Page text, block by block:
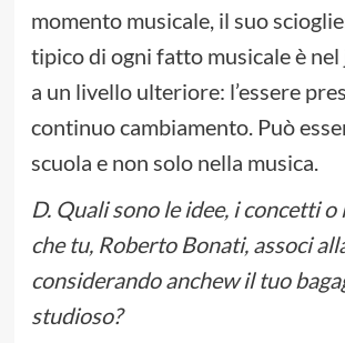
momento musicale, il suo
tipico di ogni fatto musicale è
a un livello ulteriore: l’essere
continuo cambiamento. Può
scuola e non solo nella musica.
D. Quali sono le idee, i concetti
che tu, Roberto Bonati, associ
considerando anchew il tuo
studioso?